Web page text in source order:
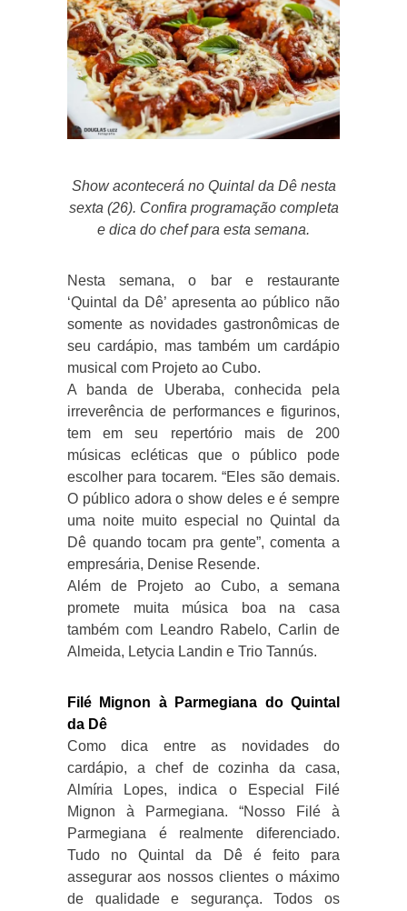
Show acontecerá no Quintal da Dê nesta
sexta (26). Confira programação completa
e dica do chef para esta semana.
Nesta semana, o bar e restaurante
‘Quintal da Dê’ apresenta ao público não
somente as novidades gastronômicas de
seu cardápio, mas também um cardápio
musical com Projeto ao Cubo.
A banda de Uberaba, conhecida pela
irreverência de performances e figurinos,
tem em seu repertório mais de 200
músicas ecléticas que o público pode
escolher para tocarem. “Eles são demais.
O público adora o show deles e é sempre
uma noite muito especial no Quintal da
Dê quando tocam pra gente”, comenta a
empresária, Denise Resende.
Além de Projeto ao Cubo, a semana
promete muita música boa na casa
também com Leandro Rabelo, Carlin de
Almeida, Letycia Landin e Trio Tannús.
Filé Mignon à Parmegiana do Quintal
da Dê
Como dica entre as novidades do
cardápio, a chef de cozinha da casa,
Almíria Lopes, indica o Especial Filé
Mignon à Parmegiana. “Nosso Filé à
Parmegiana é realmente diferenciado.
Tudo no Quintal da Dê é feito para
assegurar aos nossos clientes o máximo
de qualidade e segurança. Todos os